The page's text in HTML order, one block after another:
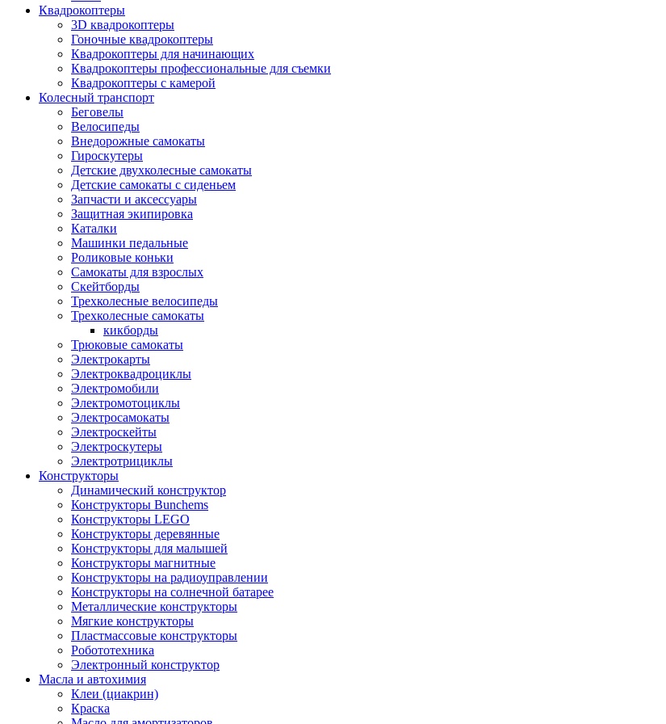
Квадрокоптеры
3D квадрокоптеры
Гоночные квадрокоптеры
Квадрокоптеры для начинающих
Квадрокоптеры профессиональные для съемки
Квадрокоптеры с камерой
Колесный транспорт
Беговелы
Велосипеды
Внедорожные самокаты
Гироскутеры
Детские двухколесные самокаты
Детские самокаты с сиденьем
Запчасти и аксессуары
Защитная экипировка
Каталки
Машинки педальные
Роликовые коньки
Самокаты для взрослых
Скейтборды
Трехколесные велосипеды
Трехколесные самокаты
кикборды
Трюковые самокаты
Электрокарты
Электроквадроциклы
Электромобили
Электромотоциклы
Электросамокаты
Электроскейты
Электроскутеры
Электротрициклы
Конструкторы
Динамический конструктор
Конструкторы Bunchems
Конструкторы LEGO
Конструкторы деревянные
Конструкторы для малышей
Конструкторы магнитные
Конструкторы на радиоуправлении
Конструкторы на солнечной батарее
Металлические конструкторы
Мягкие конструкторы
Пластмассовые конструкторы
Робототехника
Электронный конструктор
Масла и автохимия
Клеи (циакрин)
Краска